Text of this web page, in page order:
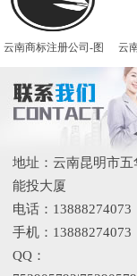
云南商标注册公司-图 云
地址：云南昆明市五
能投大厦
电话：13888274073
手机：13888274073
QQ：